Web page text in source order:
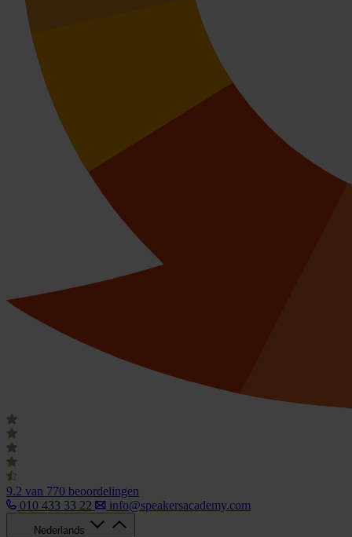
9.2 van 770 beoordelingen
010 433 33 22
info@speakersacademy.com
Nederlands